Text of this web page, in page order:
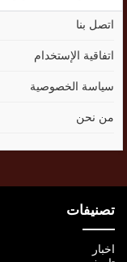
اتصل بنا
اتفاقية الإستخدام
سياسة الخصوصية
من نحن
تصنيفات
اخبار